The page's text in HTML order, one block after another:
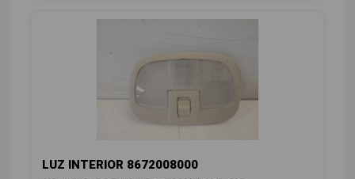
LUZ INTERIOR 8672008000